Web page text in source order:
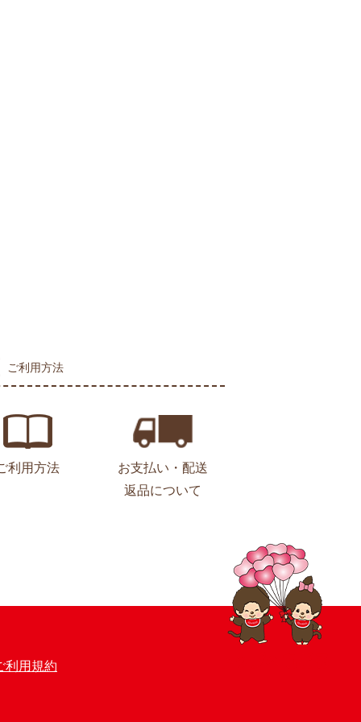
ご利用方法
利用方法
お支払い・配送
返品について
利用規約